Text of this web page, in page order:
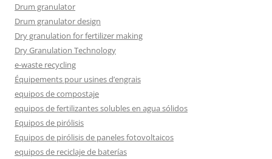
Drum granulator
Drum granulator design
Dry granulation for fertilizer making
Dry Granulation Technology
e-waste recycling
Équipements pour usines d’engrais
equipos de compostaje
equipos de fertilizantes solubles en agua sólidos
Equipos de pirólisis
Equipos de pirólisis de paneles fotovoltaicos
equipos de reciclaje de baterías